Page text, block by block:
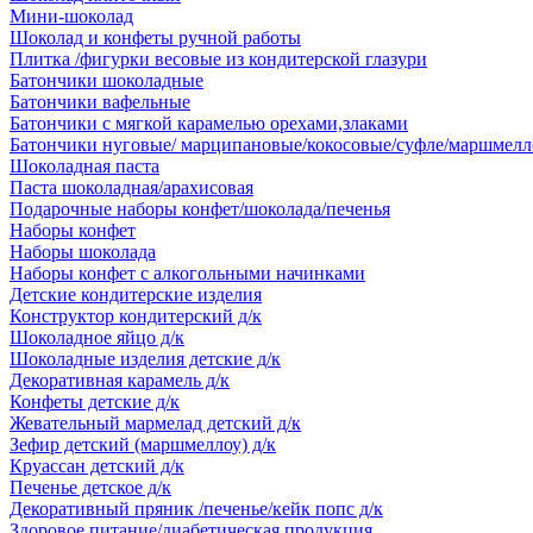
Мини-шоколад
Шоколад и конфеты ручной работы
Плитка /фигурки весовые из кондитерской глазури
Батончики шоколадные
Батончики вафельные
Батончики с мягкой карамелью орехами,злаками
Батончики нуговые/ марципановые/кокосовые/суфле/
Шоколадная паста
Паста шоколадная/арахисовая
Подарочные наборы конфет/шоколада/печенья
Наборы конфет
Наборы шоколада
Наборы конфет с алкогольными начинками
Детские кондитерские изделия
Конструктор кондитерский д/к
Шоколадное яйцо д/к
Шоколадные изделия детские д/к
Декоративная карамель д/к
Конфеты детские д/к
Жевательный мармелад детский д/к
Зефир детский (маршмеллоу) д/к
Круассан детский д/к
Печенье детское д/к
Декоративный пряник /печенье/кейк попс д/к